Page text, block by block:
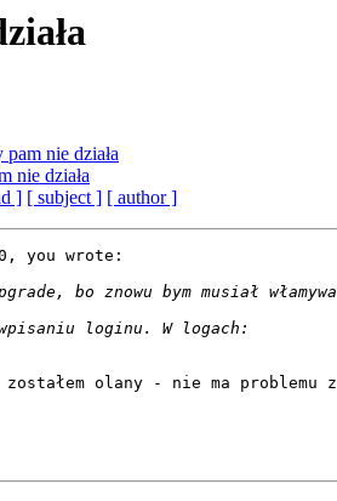
pam nie działa
nie działa
] [ subject ] [ author ]
you wrote:
olany - nie ma problemu z